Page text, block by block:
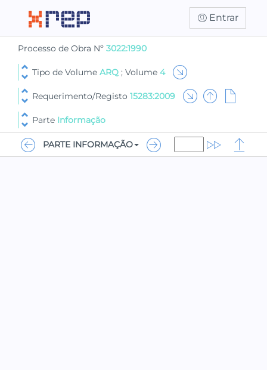
Entrar
Processo de Obra Nº 3022:1990
Tipo de Volume ARQ ; Volume 4
Requerimento/Registo 15283:2009
Parte Informação
PARTE INFORMAÇÃO